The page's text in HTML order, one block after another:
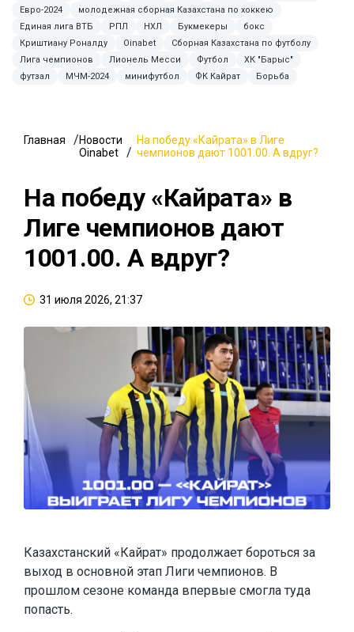
Евро-2024
молодежная сборная Казахстана по хоккею
Единая лига ВТБ
РПЛ НХЛ Букмекеры
бокс
Криштиану Роналду
Oinabet
Сборная Казахстана по футболу
Лига чемпионов
Лионель Месси Футбол
ХК "Барыс"
футзал
МЧМ-2024 минифутбол ФК Кайрат Борьба
Главная
Новости
Oinabet
На победу «Кайрата» в Лиге
чемпионов дают 1001.00. А вдруг?
На победу «Кайрата» в
Лиге чемпионов дают
1001.00. А вдруг?
31 июля 2026, 21:37
Казахстанский «Кайрат» продолжает бороться за
выход в основной этап Лиги чемпионов. В
прошлом сезоне команда впервые смогла туда
попасть.